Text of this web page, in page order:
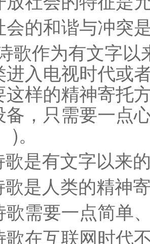
的和谐与冲突
作为有文字以
进入电视时代或
这样的精神寄
备，只需要一点
有文字以来的
人类的精神
要一点简单
在互联网时代